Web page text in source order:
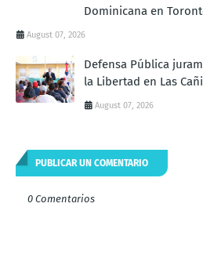
Dominicana en
August 07, 2026
Defensa Pública
la Libertad en Las
August 07, 2026
PUBLICAR UN COMENTARIO
0 Comentarios